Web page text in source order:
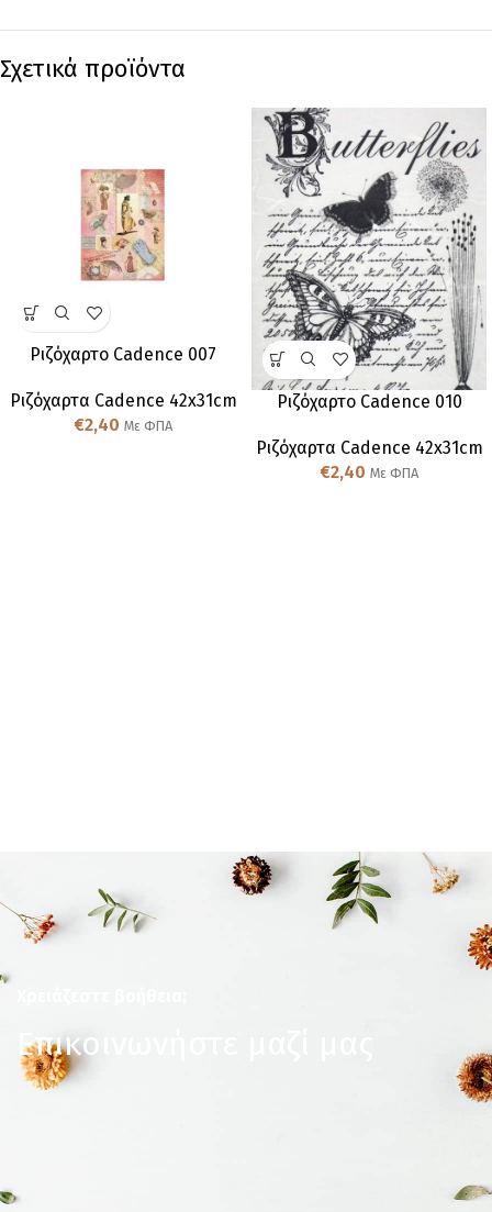
Σχετικά προϊόντα
Ριζόχαρτο Cadence 007
Ριζόχαρτα Cadence 42x31cm
€2,40 Με ΦΠΑ
Ριζόχαρτο Cadence 010
Ριζόχαρτα Cadence 42x31cm
€2,40 Με ΦΠΑ
Επικοινωνήστε μαζί μας